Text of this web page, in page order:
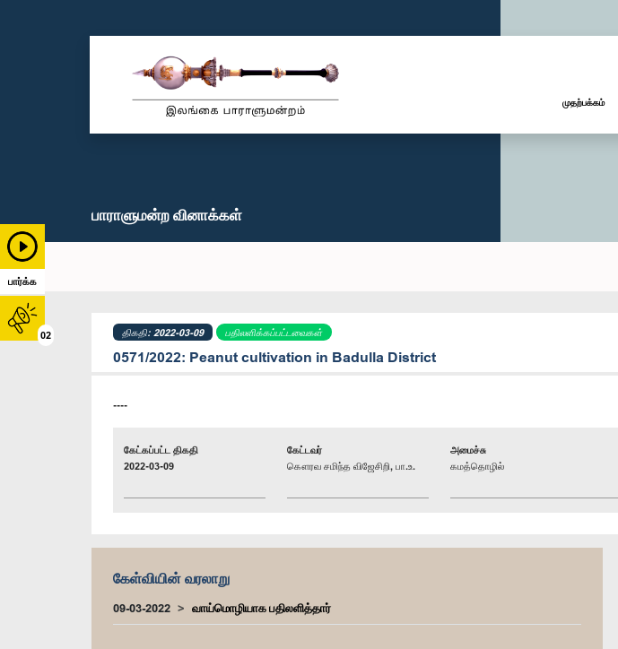
பார்க்க
02
முதற்பக்கம்
பாராளுமன்ற வினாக்கள்
திகதி: 2022-03-09 பதிலளிக்கப்பட்டவைகள்
0571/2022: Peanut cultivation in Badulla District
----
கேட்கப்பட்ட திகதி
2022-03-09
கேட்டவர்
கௌரவ சமிந்த விஜேசிறி, பா.உ.
அமைச்சு
கமத்தொழில்
கேள்வியின் வரலாறு
09-03-2022 வாய்மொழியாக பதிலளித்தார்